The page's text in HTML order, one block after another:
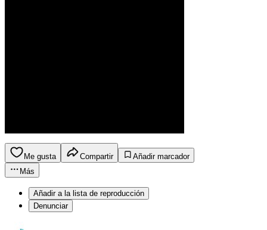
Me gusta Compartir
Añadir marcador
Más
Añadir a la lista de reproducción
Denunciar